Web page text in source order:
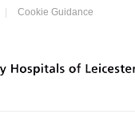
Cookie Guidance